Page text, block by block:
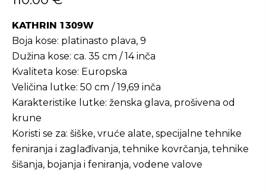
KATHRIN 1309W
Boja kose: platinasto plava, 9
Dužina kose: ca. 35 cm / 14 inča
Kvaliteta kose: Europska
Veličina lutke: 50 cm / 19,69 inča
Karakteristike lutke: ženska glava, prošivena od
krune
Koristi se za: šiške, vruće alate, specijalne tehnike
feniranja i zaglađivanja, tehnike kovrčanja, tehnike
šišanja, bojanja i feniranja, vodene valove